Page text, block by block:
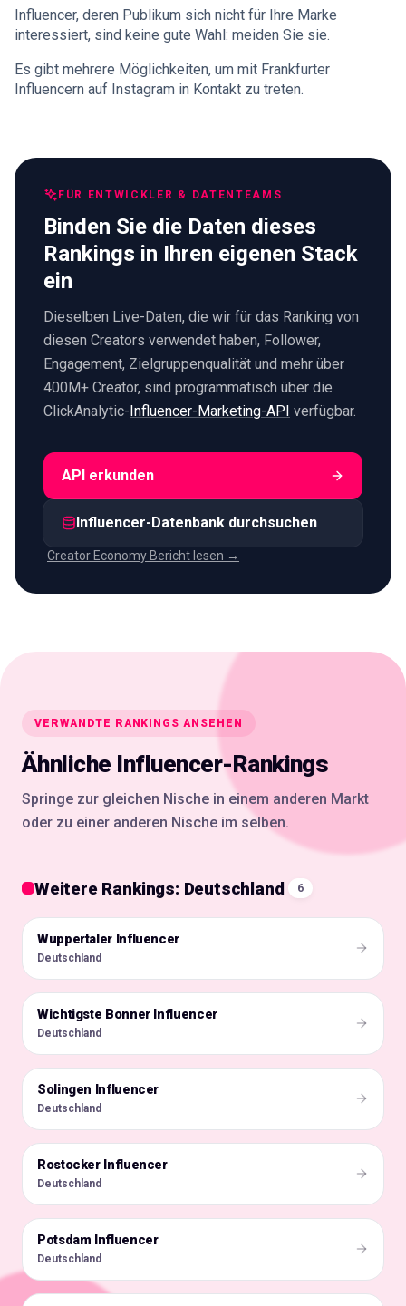
Influencer, deren Publikum sich nicht für Ihre Marke
interessiert, sind keine gute Wahl: meiden Sie sie.
Es gibt mehrere Möglichkeiten, um mit Frankfurter
Influencern auf Instagram in Kontakt zu treten.
FÜR ENTWICKLER & DATENTEAMS
Binden Sie die Daten dieses
Rankings in Ihren eigenen Stack
ein
Dieselben Live-Daten, die wir für das Ranking von
diesen Creators verwendet haben, Follower,
Engagement, Zielgruppenqualität und mehr über
400M+ Creator, sind programmatisch über die
ClickAnalytic-Influencer-Marketing-API verfügbar.
API erkunden
Influencer-Datenbank durchsuchen
Creator Economy Bericht lesen →
VERWANDTE RANKINGS ANSEHEN
Ähnliche Influencer-Rankings
Springe zur gleichen Nische in einem anderen Markt
oder zu einer anderen Nische im selben.
Weitere Rankings: Deutschland 6
🇩🇪
Wuppertaler Influencer
Deutschland
🇩🇪
Wichtigste Bonner Influencer
Deutschland
🇩🇪
Solingen Influencer
Deutschland
🇩🇪
Rostocker Influencer
Deutschland
🇩🇪
Potsdam Influencer
Deutschland